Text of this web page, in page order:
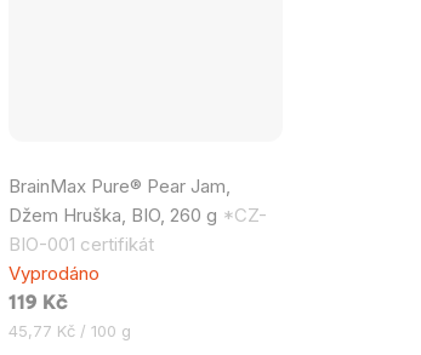
BrainMax Pure® Pear Jam,
Džem Hruška, BIO, 260 g *CZ-
BIO-001 certifikát
hodnocení
produktu
je
5,0
z
5
Vyprodáno
119 Kč
Měrná
45,77 Kč / 100 g